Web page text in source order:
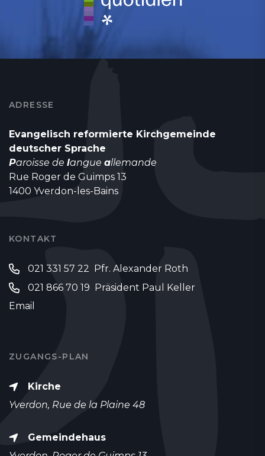
ADRESSE
Evangelisch reformierte Kirchgemeinde
deutscher Sprache
Paroisse de langue allemande
Rue Roger de Guimps 13
1400 Yverdon-les-Bains
KONTAKT
021 331 57 22 Pfr. Alexander Roth
021 866 70 19 Präsident Paul Keller
Email
ZUGANGS-PLAN
Kirche
Yverdon, Rue de la Plaine 48
Gemeindehaus